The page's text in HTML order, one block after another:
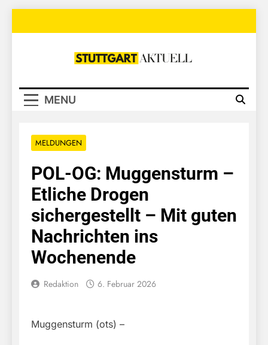
Stuttgart
MENU
MELDUNGEN
POL-OG: Muggensturm –
Etliche Drogen
sichergestellt – Mit guten
Nachrichten ins
Wochenende
Redaktion 6. Februar 2026
Muggensturm (ots) –